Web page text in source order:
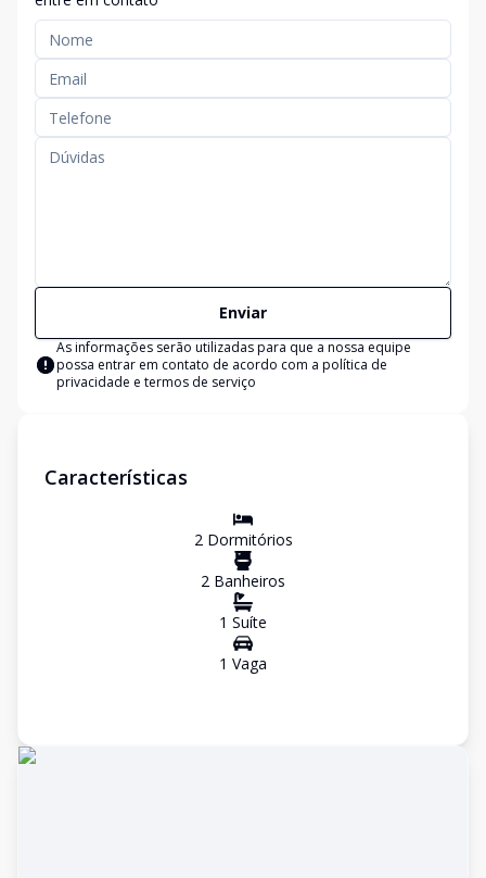
Enviar
As informações serão utilizadas para que a nossa equipe
possa entrar em contato de acordo com a política de
privacidade e termos de serviço
Características
2Dormitórios
2 Banheiros
1 Suíte
1 Vaga